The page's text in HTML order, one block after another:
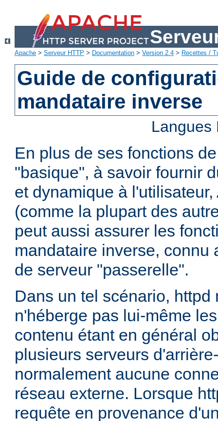
Apache > Serveur HTTP > Documentation > Version 2.4 > Recettes /
Guide de
mandataire inverse
En plus de ses fonctions
"basique", à savoir fournir
et dynamique à
(comme la plupart des
peut aussi assurer les
mandataire inverse, connu
de serveur "passerelle".
Dans un tel scénario, httpd
n'héberge pas lui-même
contenu étant en général
plusieurs serveurs
normalement aucune
réseau externe. Lorsque
requête en provenance